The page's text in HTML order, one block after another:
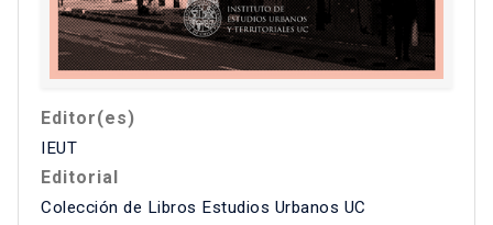
Editor(es)
IEUT
Editorial
Colección de Libros Estudios Urbanos UC